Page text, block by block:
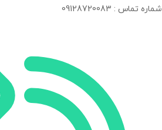
شماره تماس : 09128720083